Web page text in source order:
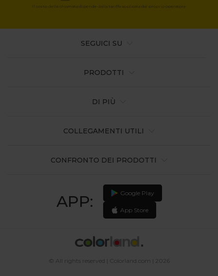
Il costo della chiamata dipende dalla tariffa applicata dal proprio operatore
PRODOTTI
DI PIÙ
COLLEGAMENTI UTILI
CONFRONTO DEI PRODOTTI
APP: Google Play
App Store
SEGUICI SU
© All rights reserved | Colorland.com | 2026